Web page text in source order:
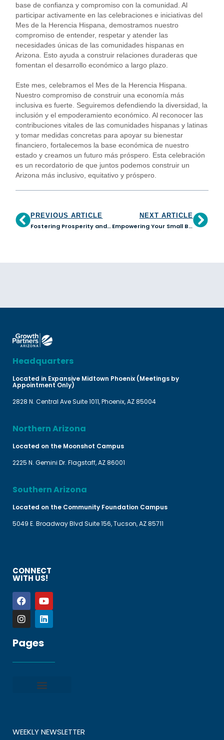
base de confianza y compromiso con la comunidad. Al
participar activamente en las celebraciones e iniciativas del
Mes de la Herencia Hispana, demostramos nuestro
compromiso de entender, respetar y atender las
necesidades únicas de las comunidades hispanas en
Arizona. Esto ayuda a construir relaciones duraderas que
fomentan el desarrollo económico a largo plazo.
Este mes, celebramos el Mes de la Herencia Hispana.
Nuestro compromiso de construir una economía más
inclusiva es fuerte. Seguiremos defendiendo la diversidad, la
inclusión y el empoderamiento económico. Al reconocer las
contribuciones vitales de las comunidades hispanas y latinas
y tomar medidas concretas para apoyar su bienestar
financiero, fortalecemos la base económica de nuestro
estado y creamos un futuro más próspero. Esta celebración
es un recordatorio de que juntos podemos construir un
Arizona más inclusivo, equitativo y próspero.
PREVIOUS ARTICLE
Fostering Prosperity and Inclusion: Celebrating Hispanic Heritage Month!
NEXT ARTICLE
Empowering Your Small Business for Success: A Seamless Guide for Closing the Year Strong and Flourishing in 2024
Headquarters
Located in Expansive Midtown Phoenix (Meetings by
Appointment Only)
2828 N. Central Ave Suite 1011, Phoenix, AZ 85004
Northern Arizona
Located on the Moonshot Campus
2225 N. Gemini Dr. Flagstaff, AZ 86001
Southern Arizona
Located on the Community Foundation Campus
5049 E. Broadway Blvd Suite 156, Tucson, AZ 85711
CONNECT
WITH US!
Pages
WEEKLY NEWSLETTER